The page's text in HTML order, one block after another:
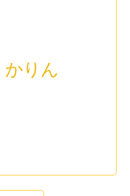
かりん